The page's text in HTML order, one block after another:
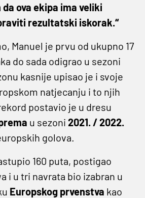
ova ekipa ima veliki
rezultatski iskorak.“
Manuel je prvu od ukupno 17
do sada odigrao u sezoni
kasnije upisao je i svoje
natjecanju i to njih
postavio je u dresu
u sezoni 2021. / 2022.
golova.
160 puta, postigao
i u tri navrata bio izabran u
Europskog prvenstva kao